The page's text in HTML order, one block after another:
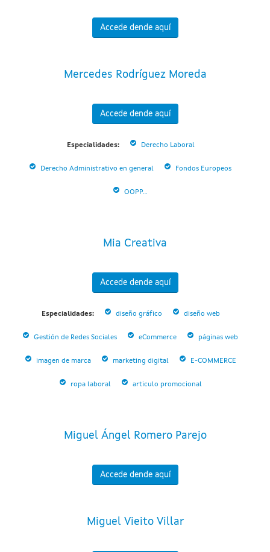
Accede dende aquí
Mercedes Rodríguez Moreda
Accede dende aquí
Especialidades: Derecho Laboral
Derecho Administrativo en general Fondos Europeos
OOPP...
Mia Creativa
Accede dende aquí
Especialidades: diseño gráfico diseño web
Gestión de Redes Sociales eCommerce páginas web
imagen de marca marketing digital E-COMMERCE
ropa laboral articulo promocional
Miguel Ángel Romero Parejo
Accede dende aquí
Miguel Vieito Villar